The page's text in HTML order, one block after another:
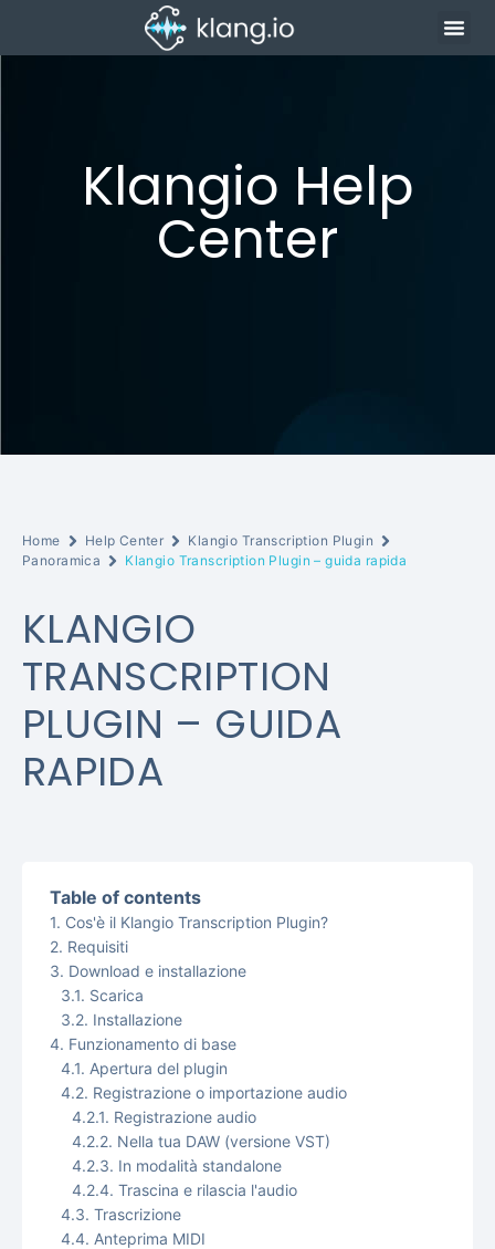
Klangio Help
Center
Home Help Center
Klangio Transcription Plugin
Panoramica
Klangio Transcription Plugin – guida rapida
KLANGIO
TRANSCRIPTION
PLUGIN – GUIDA
RAPIDA
Table of contents
Cos'è il Klangio Transcription Plugin?
Requisiti
Download e installazione
Scarica
Installazione
Funzionamento di base
Apertura del plugin
Registrazione o importazione audio
Registrazione audio
Nella tua DAW (versione VST)
In modalità standalone
Trascina e rilascia l'audio
Trascrizione
Anteprima MIDI